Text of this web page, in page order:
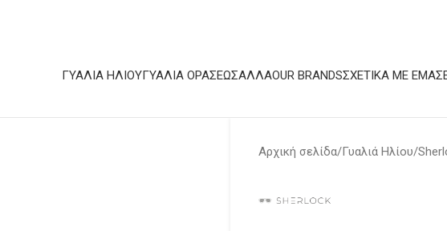
ΓΥΑΛΙΆ ΗΛΊΟΥΓΥΑΛΙΆ ΟΡΆΣΕΩΣΆΛΛΑOUR BRANDSΣΧΕΤΙΚΆ ΜΕ ΕΜΆΣ
Αρχική σελίδα Γυαλιά Ηλίου